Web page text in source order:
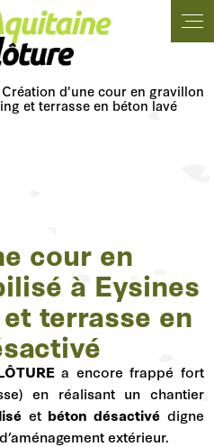
Création d'une cour en gravillon
et terrasse en béton lavé
cour en
à Eysines
terrasse en
a encore frappé fort
en réalisant un chantier
et béton désactivé digne
extérieur.